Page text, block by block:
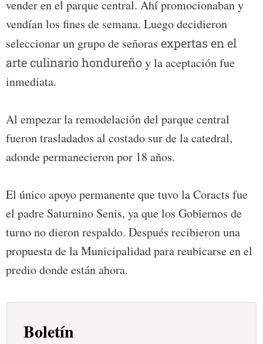
vender en el parque central. Ahí promocionaban y
vendían los fines de semana. Luego decidieron
seleccionar un grupo de señoras expertas en el
arte culinario hondureñoy la aceptación fue
inmediata.
Al empezar la remodelación del parque central
fueron trasladados al costado sur de la catedral,
adonde permanecieron por 18 años.
El único apoyo permanente que tuvo la Coracts fue
el padre Saturnino Senis, ya que los Gobiernos de
turno no dieron respaldo. Después recibieron una
propuesta de la Municipalidad para reubicarse en el
predio donde están ahora.
Boletín